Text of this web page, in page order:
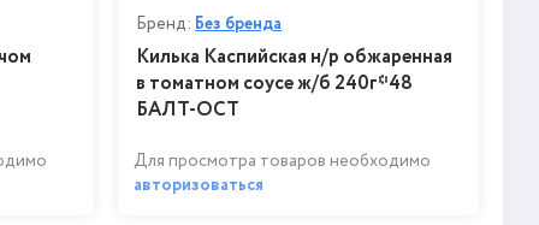
Бренд:Без бренда
Килька Каспийская н/р обжаренная
в томатном соусе ж/б 240г*48
БАЛТ-ОСТ
Для просмотра товаров необходимо
авторизоваться